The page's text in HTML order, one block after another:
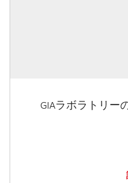
GIAラボラトリー